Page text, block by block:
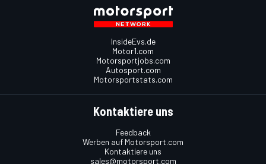
InsideEvs.de
Motor1.com
Motorsportjobs.com
Autosport.com
Motorsportstats.com
Kontaktiere uns
Feedback
Werben auf Motorsport.com
Kontaktiere uns
sales@motorsport.com